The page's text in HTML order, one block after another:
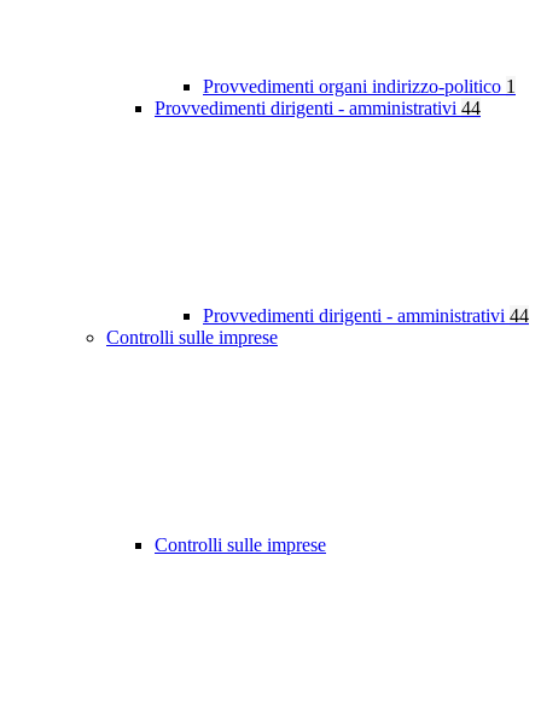
Provvedimenti organi indirizzo-politico 1
Provvedimenti dirigenti - amministrativi 44
Provvedimenti dirigenti - amministrativi 44
Controlli sulle imprese
Controlli sulle imprese